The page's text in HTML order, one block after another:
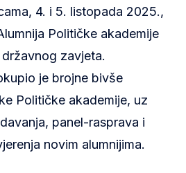
4. i 5. listopada 2025.,
Političke akademije
zavjeta.
je brojne bivše
Političke akademije, uz
panel-rasprava i
novim alumnijima.